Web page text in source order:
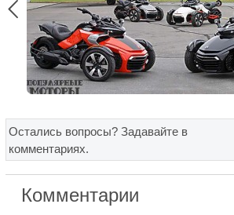

Остались вопросы? Задавайте в
комментариях.
Комментарии